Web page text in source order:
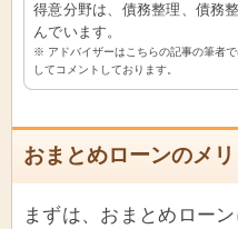
得意分野は、債務整理、債務
んでいます。
※ アドバイザーはこちらの記事の筆者
してコメントしております。
おまとめローンのメ
まずは、おまとめロー